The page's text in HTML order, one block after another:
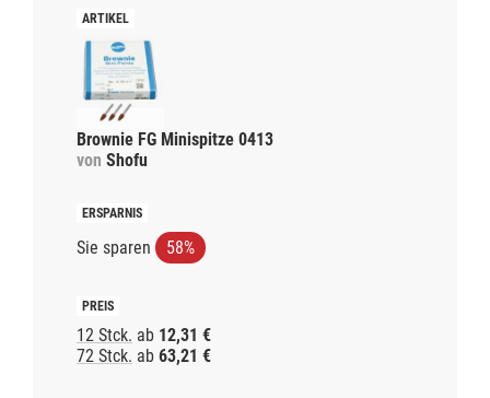
Brownie FG Minispitze 0413
von Shofu
Sie sparen 58%
12 Stck. ab 12,31 €
72 Stck. ab 63,21 €